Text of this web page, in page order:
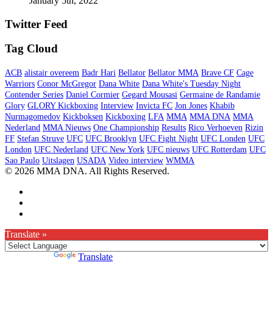
Twitter Feed
Tag Cloud
ACB alistair overeem Badr Hari Bellator Bellator MMA Brave CF Cage
Warriors Conor McGregor Dana White Dana White's Tuesday Night
Contender Series Daniel Cormier Gegard Mousasi Germaine de Randamie
Glory GLORY Kickboxing Interview Invicta FC Jon Jones Khabib
Nurmagomedov Kickboksen Kickboxing LFA MMA MMA DNA MMA
Nederland MMA Nieuws One Championship Results Rico Verhoeven Rizin
FF Stefan Struve UFC UFC Brooklyn UFC Fight Night UFC Londen UFC
London UFC Nederland UFC New York UFC nieuws UFC Rotterdam UFC
Sao Paulo Uitslagen USADA Video interview WMMA
© 2026 MMA DNA. All Rights Reserved.
Translate »
Translate